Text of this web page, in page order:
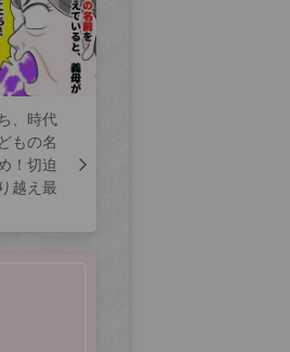
、時代
もの名
！切迫
越え最